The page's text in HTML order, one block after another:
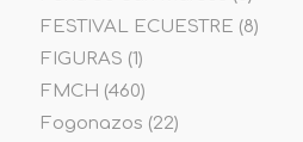
FESTIVAL ECUESTRE (8)
FIGURAS (1)
FMCH (460)
Fogonazos (22)